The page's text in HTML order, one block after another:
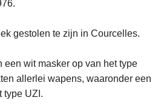
gestolen te zijn in Courcelles.
een wit masker op van het type
allerlei wapens, waaronder een
type UZI.